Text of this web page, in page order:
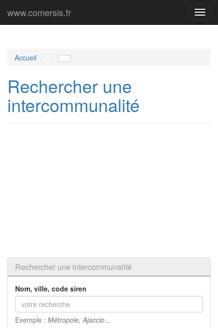
Menu
www.comersis.fr
Accueil
Rechercher une
intercommunalité
Rechercher une intercommunalité
Nom, ville, code siren
Exemple : Métropole, Ajaccio...